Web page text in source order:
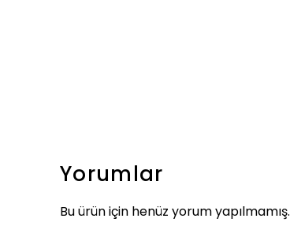
Yorumlar
Bu ürün için henüz yorum yapılmamış.